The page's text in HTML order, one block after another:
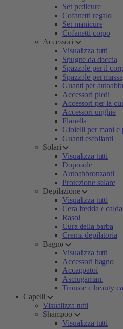
Set pedicure
Cofanetti regalo
Set manicure
Cofanetti corpo
Accessori
Visualizza tutti
Spugne da doccia
Spazzole per il
Spazzole per
Guanti per
Accessori piedi
Accessori per la
Accessori unghie
Flanella
Gioielli per mani e
Guanti esfolianti
Solari
Visualizza tutti
Doposole
Autoabbronzanti
Protezione solare
Depilazione
Visualizza tutti
Cera fredda e calda
Rasoi
Cura della barba
Crema depilatoria
Bagno
Visualizza tutti
Accessori bagno
Accappatoi
Asciugamani
Trousse e beauty
Capelli
Visualizza tutti
Shampoo
Visualizza tutti